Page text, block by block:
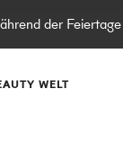
der
WELT